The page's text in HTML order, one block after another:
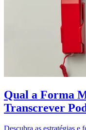
Qual a Forma
Transcrever
Descubra as estratégias e